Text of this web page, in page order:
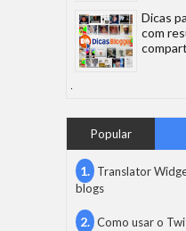
Dicas
com
Popular
Translator
blogs
Como usar o